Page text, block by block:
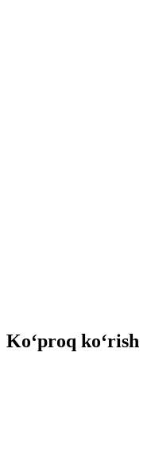
Ko‘proq ko‘rish